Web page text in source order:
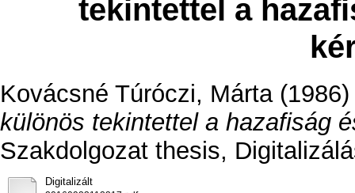
tekintettel a
Kovácsné Túróczi, Márta
különös tekintettel a hazafiság
Szakdolgozat thesis,
Digitalizált